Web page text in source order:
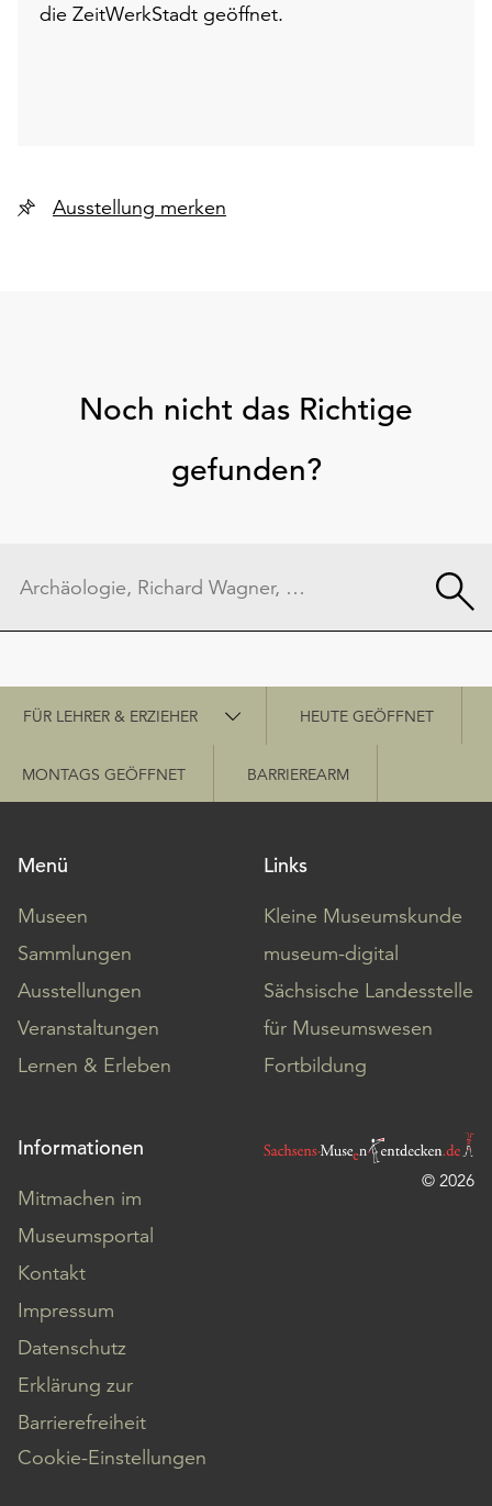
die ZeitWerkStadt geöffnet.
Ausstellung merken
Noch nicht das Richtige
gefunden?
Schnellzugriff
FÜR LEHRER & ERZIEHER HEUTE GEÖFFNET
MONTAGS GEÖFFNET BARRIEREARM
Menü
Museen
Sammlungen
Ausstellungen
Veranstaltungen
Lernen & Erleben
Links
Kleine Museumskunde
museum-digital
Sächsische Landesstelle
für Museumswesen
Fortbildung
Informationen
Mitmachen im
Museumsportal
Kontakt
Impressum
Datenschutz
Erklärung zur
Barrierefreiheit
Cookie-Einstellungen
© 2026